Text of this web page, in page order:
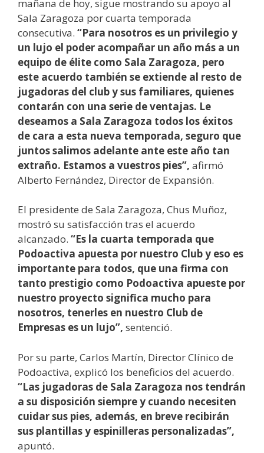
mañana de hoy, sigue mostrando su apoyo al
Sala Zaragoza por cuarta temporada
consecutiva. “Para nosotros es un privilegio y
un lujo el poder acompañar un año más a un
equipo de élite como Sala Zaragoza, pero
este acuerdo también se extiende al resto de
jugadoras del club y sus familiares, quienes
contarán con una serie de ventajas. Le
deseamos a Sala Zaragoza todos los éxitos
de cara a esta nueva temporada, seguro que
juntos salimos adelante ante este año tan
extraño. Estamos a vuestros pies”, afirmó
Alberto Fernández, Director de Expansión.
El presidente de Sala Zaragoza, Chus Muñoz,
mostró su satisfacción tras el acuerdo
alcanzado. “Es la cuarta temporada que
Podoactiva apuesta por nuestro Club y eso es
importante para todos, que una firma con
tanto prestigio como Podoactiva apueste por
nuestro proyecto significa mucho para
nosotros, tenerles en nuestro Club de
Empresas es un lujo”, sentenció.
Por su parte, Carlos Martín, Director Clínico de
Podoactiva, explicó los beneficios del acuerdo.
“Las jugadoras de Sala Zaragoza nos tendrán
a su disposición siempre y cuando necesiten
cuidar sus pies, además, en breve recibirán
sus plantillas y espinilleras personalizadas”,
apuntó.